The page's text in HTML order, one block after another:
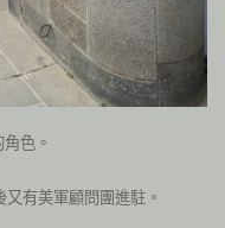
色。
有美軍顧問團進駐。